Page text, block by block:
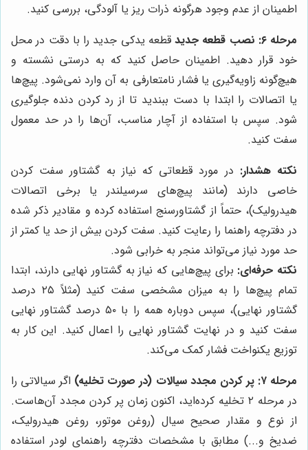
اطمینان از عدم وجود هرگونه ذرات ریز یا آلودگی، بررسی کنید.
مرحله ۶: نصب قطعه جدید
قطعه یدکی جدید را با دقت در محل
خود قرار دهید. اطمینان حاصل کنید که به درستی نشسته و
هیچ‌گونه زاویه‌گیری یا فشار نامتعارفی به آن وارد نمی‌شود. پیچ‌ها
یا اتصالات را ابتدا با دست ببندید تا از رد کردن دنده جلوگیری
شود. سپس با استفاده از آچار مناسب، آن‌ها را در حد معمول
سفت کنید.
نکته هشدار: در مورد قطعاتی که نیاز به گشتاور سفت کردن
خاصی دارند (مانند پیچ‌های سرسیلندر یا برخی اتصالات
هیدرولیک)، حتماً از گشتاورسنج استفاده کرده و مقادیر ذکر شده
در دفترچه راهنما را رعایت کنید. سفت کردن بیش از حد یا کمتر از
حد مورد نیاز می‌تواند منجر به خرابی شود.
نکته حرفه‌ای: برای پیچ‌هایی که نیاز به گشتاور نهایی دارند، ابتدا
تمام پیچ‌ها را به میزان مشخصی سفت کنید (مثلاً ۲۵ درصد
گشتاور نهایی)، سپس دوباره همه را با ۵۰ درصد گشتاور نهایی
سفت کنید و در نهایت گشتاور نهایی را اعمال کنید. این کار به
توزیع یکنواخت فشار کمک می‌کند.
مرحله ۷: پر کردن مجدد سیالات (در صورت تخلیه)
اگر سیالاتی را
در مرحله ۲ تخلیه کرده‌اید، اکنون زمان پر کردن مجدد آن‌هاست.
از نوع و مقدار صحیح سیال (روغن موتور، روغن هیدرولیک،
ضدیخ و...) مطابق با مشخصات دفترچه راهنمای لودر استفاده